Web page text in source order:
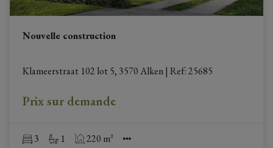
Nouvelle construction
Klameerstraat 102 lot 5, 3570 Alken | Ref: 25685
Prix sur demande
3 1 220 m²